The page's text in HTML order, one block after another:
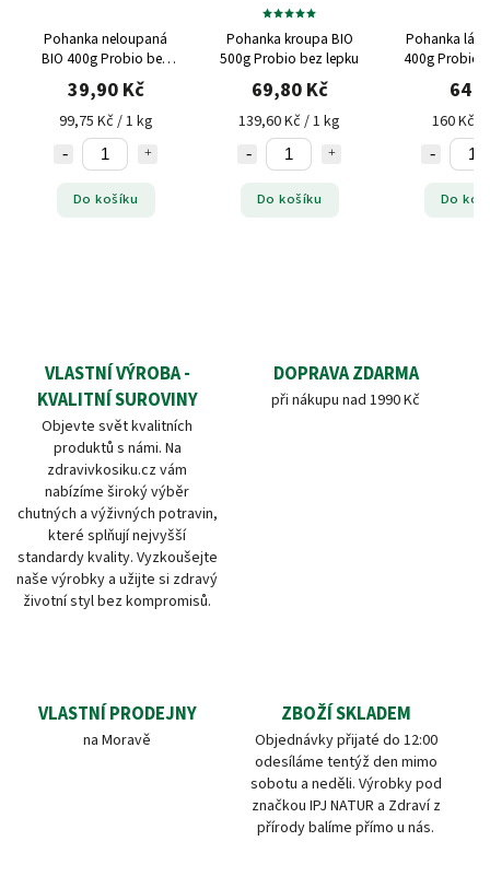
Pohanka neloupaná
BIO 400g Probio bez
lepku
39,90 Kč
99,75 Kč / 1 kg
Do košíku
Pohanka kroupa BIO
500g Probio bez lepku
69,80 Kč
139,60 Kč / 1 kg
Do košíku
Pohanka
400g Probio
64
160 Kč /
Do
VLASTNÍ VÝROBA -
KVALITNÍ SUROVINY
Objevte svět kvalitních
produktů s námi. Na
zdravivkosiku.cz vám
nabízíme široký výběr
chutných a výživných potravin,
které splňují nejvyšší
standardy kvality. Vyzkoušejte
naše výrobky a užijte si zdravý
životní styl bez kompromisů.
DOPRAVA ZDARMA
při nákupu nad 1990 Kč
VLASTNÍ PRODEJNY
na Moravě
ZBOŽÍ SKLADEM
Objednávky přijaté do 12:00
odesíláme tentýž den mimo
sobotu a neděli. Výrobky pod
značkou IPJ NATUR a Zdraví z
přírody balíme přímo u nás.